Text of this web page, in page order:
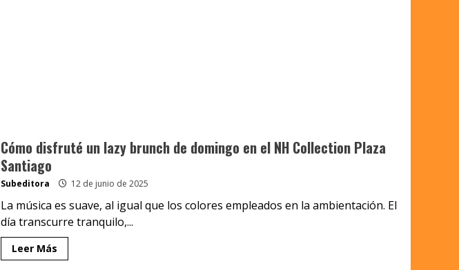
Cómo disfruté un lazy brunch de domingo en el NH Collection Plaza
Santiago
Subeditora 12 de junio de 2025
La música es suave, al igual que los colores empleados en la ambientación. El
día transcurre tranquilo,...
Leer Más